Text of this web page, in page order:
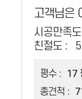
고객님은
시공만족
친절도 :
평수 :
17
총견적 :